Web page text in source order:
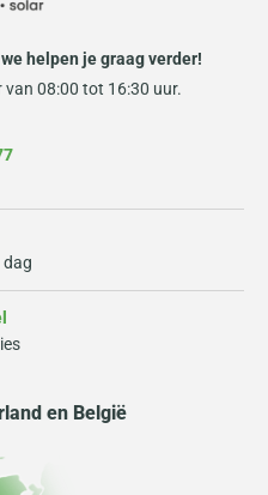
we helpen je graag verder!
van 08:00 tot 16:30 uur.
dag
en België